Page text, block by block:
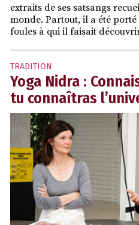
extraits de ses satsangs
monde. Partout, il a été porté
foules à qui il faisait
TRADITION
Yoga Nidra :
tu connaîtras